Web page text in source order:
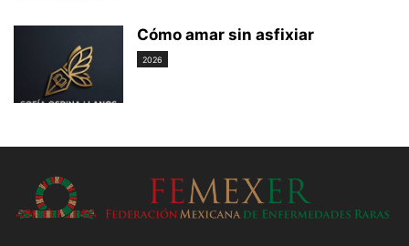
Cómo amar sin asfixiar
2026